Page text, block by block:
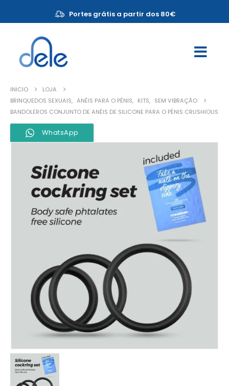
Portes grátis a partir dos 80€
INICIO
LOJA
BRINQUEDOS SEXUAIS, ANÉIS PARA O PÉNIS, KITS, SEM VIBRAÇÃO
BANDOLEROS CONJUNTO DE ANÉIS DE SILICONE PARA O PÉNIS CRUSHIOUS
WhatsApp